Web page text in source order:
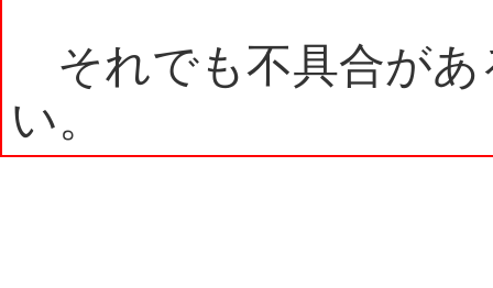
それでも不具合があ
い。